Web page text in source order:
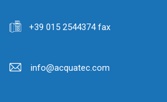
+39 015 2544374 fax
info@acquatec.com